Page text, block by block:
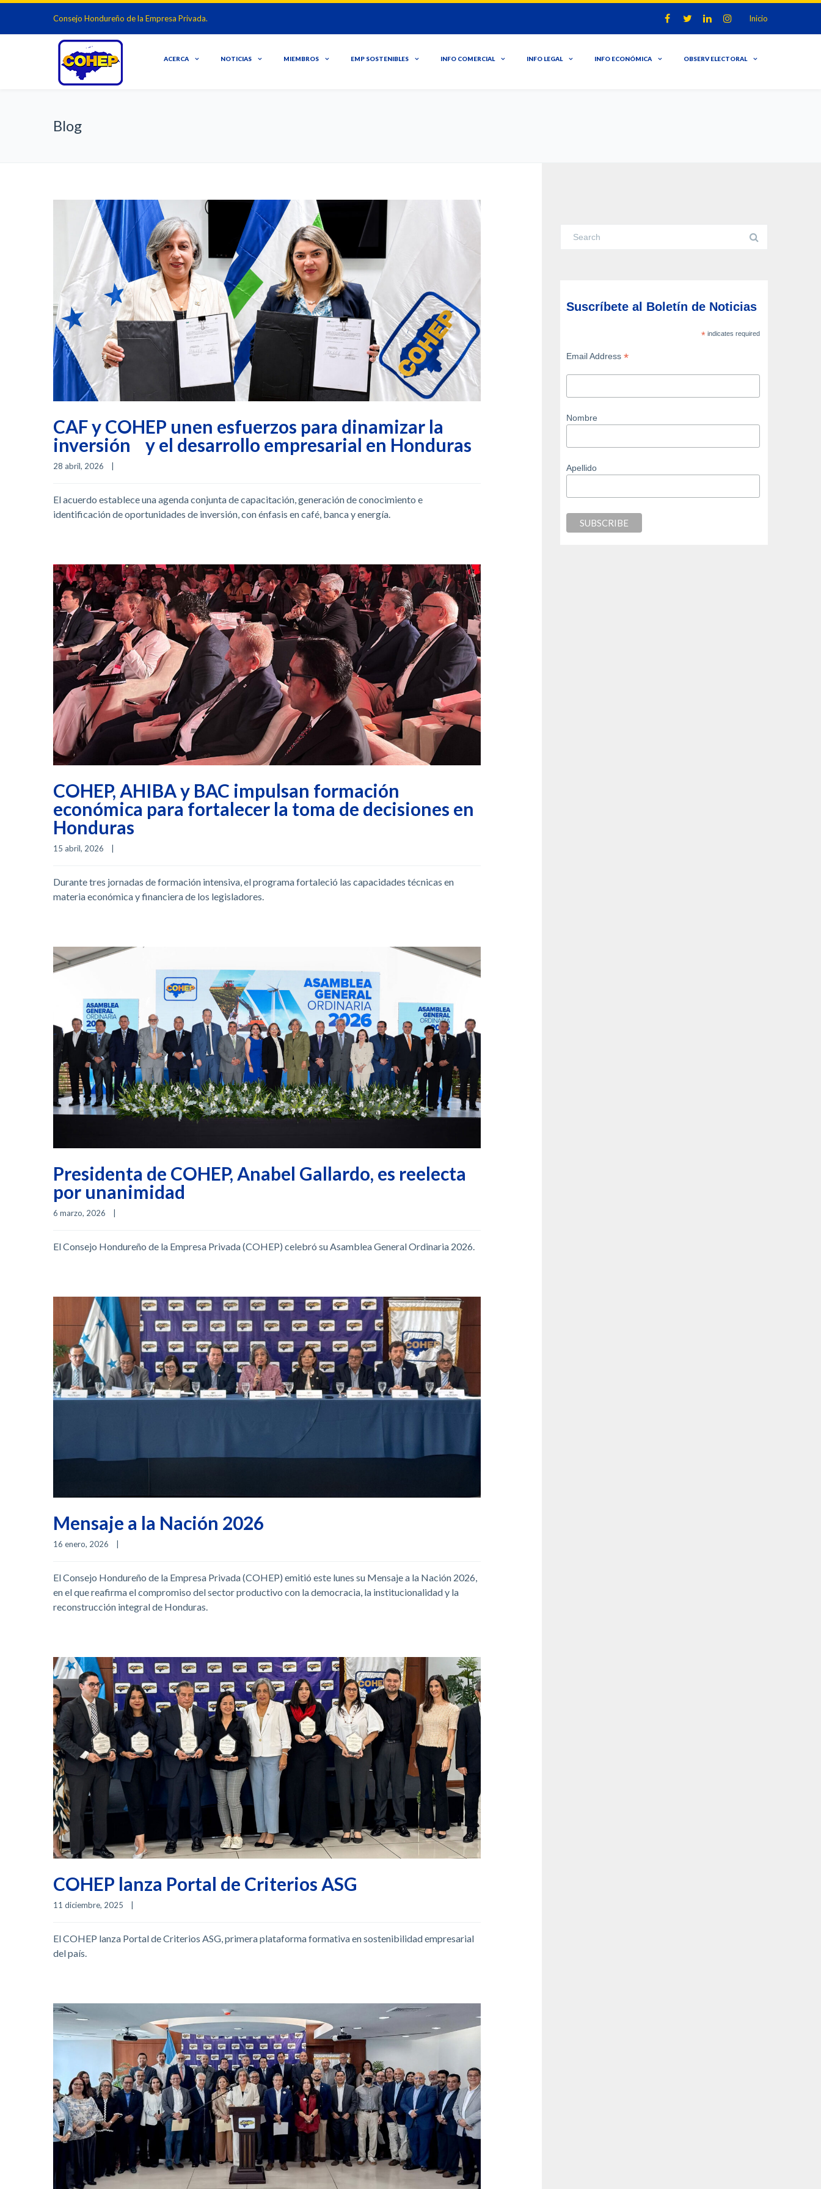
Consejo Hondureño de la Empresa Privada. Inicio
ACERCA NOTICIAS MIEMBROS EMP SOSTENIBLES INFO COMERCIAL INFO LEGAL INFO ECONÓMICA OBSERV ELECTORAL
Blog
CAF y COHEP unen esfuerzos para dinamizar la
inversión y el desarrollo empresarial en Honduras
28 abril, 2026 |
El acuerdo establece una agenda conjunta de capacitación, generación de conocimiento e
identificación de oportunidades de inversión, con énfasis en café, banca y energía.
COHEP, AHIBA y BAC impulsan formación
económica para fortalecer la toma de decisiones en
Honduras
15 abril, 2026
Durante tres jornadas de formación intensiva, el programa fortaleció las capacidades técnicas en
materia económica y financiera de los legisladores.
Presidenta de COHEP, Anabel Gallardo, es reelecta
por unanimidad
6 marzo, 2026
El Consejo Hondureño de la Empresa Privada (COHEP) celebró su Asamblea General Ordinaria 2026.
Mensaje a la Nación 2026
16 enero, 2026
El Consejo Hondureño de la Empresa Privada (COHEP) emitió este lunes su Mensaje a la Nación 2026,
en el que reafirma el compromiso del sector productivo con la democracia, la institucionalidad y la
reconstrucción integral de Honduras.
COHEP lanza Portal de Criterios ASG
11 diciembre, 2025
El COHEP lanza Portal de Criterios ASG, primera plataforma formativa en sostenibilidad empresarial
del país.
Suscríbete al Boletín de Noticias
*indicates required
Email Address*
Nombre
Apellido